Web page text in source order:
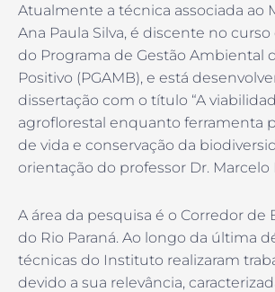
Atualmente a técnica associada ao
Ana Paula Silva, é discente no
do Programa de Gestão Ambiental
Positivo (PGAMB), e está
dissertação com o título “A
agroflorestal enquanto ferramenta
de vida e conservação da
orientação do professor Dr. Marcelo
A área da pesquisa é o Corredor de
do Rio Paraná. Ao longo da última
técnicas do Instituto realizaram
devido a sua relevância,